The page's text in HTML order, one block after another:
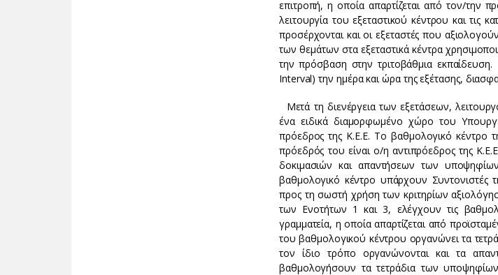
επιτροπή, η οποία απαρτίζεται από τον/την
λειτουργία του εξεταστικού κέντρου και τις
προσέρχονται και οι εξεταστές που
των θεμάτων στα εξεταστικά κέντρα
την πρόσβαση στην τριτοβάθμια
Interval) την ημέρα και ώρα της εξέτασης,
Μετά τη διενέργεια των εξετάσεων,
ένα ειδικά διαμορφωμένο χώρο του
πρόεδρος της Κ.Ε.Ε. Το βαθμολογικό κέντρο
πρόεδρός του είναι ο/η αντιπρόεδρος της
δοκιμασιών και απαντήσεων των
βαθμολογικό κέντρο υπάρχουν
προς τη σωστή χρήση των κριτηρίων
των Ενοτήτων 1 και 3, ελέγχουν τις
γραμματεία, η οποία απαρτίζεται από
του βαθμολογικού κέντρου οργανώνει τα
τον ίδιο τρόπο οργανώνονται και τα
βαθμολογήσουν τα τετράδια των υποψηφίων